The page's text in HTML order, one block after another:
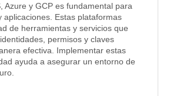
Azure y GCP es fundamental para
aplicaciones. Estas plataformas
de herramientas y servicios que
permisos y claves
efectiva. Implementar estas
ayuda a asegurar un entorno de